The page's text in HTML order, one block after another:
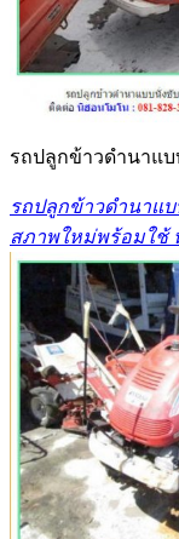
รถปลูกข้าวดำนาแ
รถปลูกข้าวดำนาแ
สภาพใหม่พร้อมใช้ ห